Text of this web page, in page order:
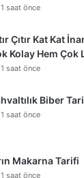
saat önce
Çıtır Kat Kat
Kolay Hem Çok
saat önce
Biber
saat önce
Makarna Tarifi
saat önce